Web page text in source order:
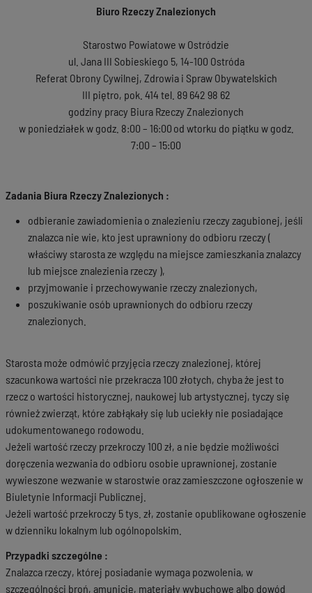
Biuro Rzeczy Znalezionych
Starostwo Powiatowe w Ostródzie
ul. Jana III Sobieskiego 5, 14-100 Ostróda
Referat Obrony Cywilnej, Zdrowia i Spraw Obywatelskich
III piętro, pok. 414 tel. 89 642 98 62
godziny pracy Biura Rzeczy Znalezionych
w poniedziałek w godz. 8:00 – 16:00 od wtorku do piątku w godz.
7:00 – 15:00
Zadania Biura Rzeczy Znalezionych :
odbieranie zawiadomienia o znalezieniu rzeczy zagubionej, jeśli
znalazca nie wie, kto jest uprawniony do odbioru rzeczy (
właściwy starosta ze względu na miejsce zamieszkania znalazcy
lub miejsce znalezienia rzeczy ),
przyjmowanie i przechowywanie rzeczy znalezionych,
poszukiwanie osób uprawnionych do odbioru rzeczy
znalezionych.
Starosta może odmówić przyjęcia rzeczy znalezionej, której
szacunkowa wartości nie przekracza 100 złotych, chyba że jest to
rzecz o wartości historycznej, naukowej lub artystycznej, tyczy się
również zwierząt, które zabłąkały się lub uciekły nie posiadające
udokumentowanego rodowodu.
Jeżeli wartość rzeczy przekroczy 100 zł, a nie będzie możliwości
doręczenia wezwania do odbioru osobie uprawnionej, zostanie
wywieszone wezwanie w starostwie oraz zamieszczone ogłoszenie w
Biuletynie Informacji Publicznej.
Jeżeli wartość przekroczy 5 tys. zł, zostanie opublikowane ogłoszenie
w dzienniku lokalnym lub ogólnopolskim.
Przypadki szczególne :
Znalazca rzeczy, której posiadanie wymaga pozwolenia, w
szczególności broń, amunicję, materiały wybuchowe albo dowód